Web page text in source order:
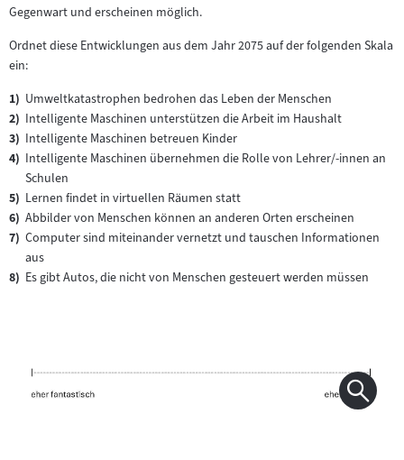
Gegenwart und erscheinen möglich.
Ordnet diese Entwicklungen aus dem Jahr 2075 auf der folgenden Skala
ein:
Umweltkatastrophen bedrohen das Leben der Menschen
Intelligente Maschinen unterstützen die Arbeit im Haushalt
Intelligente Maschinen betreuen Kinder
Intelligente Maschinen übernehmen die Rolle von Lehrer/-innen an
Schulen
Lernen findet in virtuellen Räumen statt
Abbilder von Menschen können an anderen Orten erscheinen
Computer sind miteinander vernetzt und tauschen Informationen
aus
Es gibt Autos, die nicht von Menschen gesteuert werden müssen